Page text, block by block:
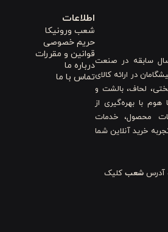
سانت
به دلیل ارتفاع بالاتر و ساختار
با ارتفاع قابل تنظیم و استاندارد تا ۱۶ سانتی‌متر، از پر طبیعی سبک و روکش پنبه‌ای داون‌پروف بهره می‌برد.
گردن یا دردهای مزمن عضلانی به‌دنبال
از تشدید آسیب‌های گردنی نقش بسیار
۲۰ سال سابقه در صنعت
در ارائه کالای
لحاف، بالشت و
هوم با بهره‌گیری از
محصول، خدمات
خرید آنلاین شما
شعب کلیک
اطلاعات
شعب ورونیکا
حریم خصوصی
قوانین و مقررات
درباره ما
تماس با ما